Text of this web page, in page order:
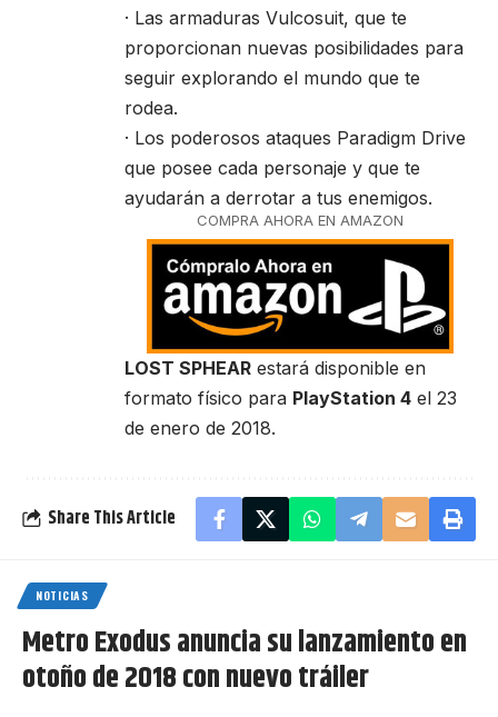
· Las armaduras Vulcosuit, que te
proporcionan nuevas posibilidades para
seguir explorando el mundo que te
rodea.
· Los poderosos ataques Paradigm Drive
que posee cada personaje y que te
ayudarán a derrotar a tus enemigos.
COMPRA AHORA EN AMAZON
LOST SPHEAR estará disponible en
formato físico para PlayStation 4 el 23
de enero de 2018.
Share This Article
NOTICIAS
Metro Exodus anuncia su lanzamiento en
otoño de 2018 con nuevo tráiler